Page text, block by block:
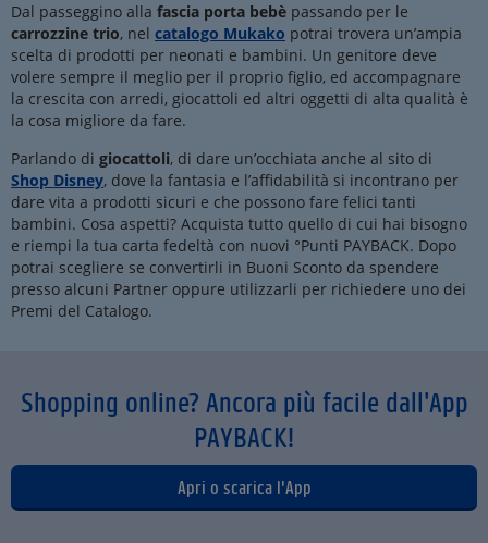
Dal passeggino alla fascia porta bebè passando per le
carrozzine trio, nel catalogo Mukako potrai trovera un’ampia
scelta di prodotti per neonati e bambini. Un genitore deve
volere sempre il meglio per il proprio figlio, ed accompagnare
la crescita con arredi, giocattoli ed altri oggetti di alta qualità è
la cosa migliore da fare.
Parlando di giocattoli, di dare un’occhiata anche al sito di
Shop Disney, dove la fantasia e l’affidabilità si incontrano per
dare vita a prodotti sicuri e che possono fare felici tanti
bambini. Cosa aspetti? Acquista tutto quello di cui hai bisogno
e riempi la tua carta fedeltà con nuovi °Punti PAYBACK. Dopo
potrai scegliere se convertirli in Buoni Sconto da spendere
presso alcuni Partner oppure utilizzarli per richiedere uno dei
Premi del Catalogo.
Shopping online? Ancora più facile dall'App
PAYBACK!
Apri o scarica l'App